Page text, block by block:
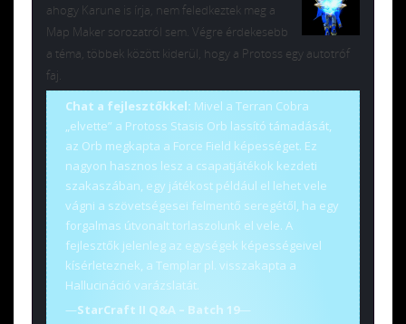
ahogy Karune is írja, nem feledkeztek meg a
Map Maker sorozatról sem. Végre érdekesebb
a téma, többek között kiderül, hogy a Protoss egy autotróf
faj.
Chat a fejlesztőkkel: Mivel a Terran Cobra
„elvette” a Protoss Stasis Orb lassító támadását,
az Orb megkapta a Force Field képességet. Ez
nagyon hasznos lesz a csapatjátékok kezdeti
szakaszában, egy játékost például el lehet vele
vágni a szövetségesei felmentő seregétől, ha egy
forgalmas útvonalt torlaszolunk el vele. A
fejlesztők jelenleg az egységek képességeivel
kísérleteznek, a Templar pl. visszakapta a
Hallucináció varázslatát.
—StarCraft II Q&A – Batch 19—